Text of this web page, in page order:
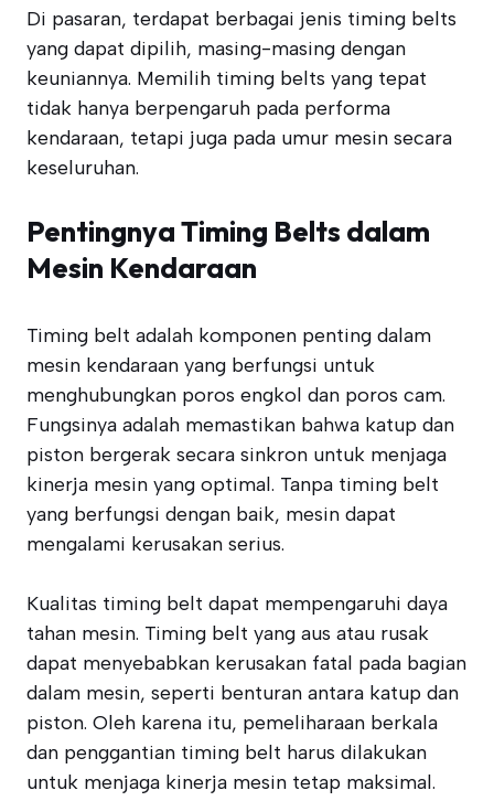
Di pasaran, terdapat berbagai jenis timing belts
yang dapat dipilih, masing-masing dengan
keuniannya. Memilih timing belts yang tepat
tidak hanya berpengaruh pada performa
kendaraan, tetapi juga pada umur mesin secara
keseluruhan.
Pentingnya Timing Belts dalam
Mesin Kendaraan
Timing belt adalah komponen penting dalam
mesin kendaraan yang berfungsi untuk
menghubungkan poros engkol dan poros cam.
Fungsinya adalah memastikan bahwa katup dan
piston bergerak secara sinkron untuk menjaga
kinerja mesin yang optimal. Tanpa timing belt
yang berfungsi dengan baik, mesin dapat
mengalami kerusakan serius.
Kualitas timing belt dapat mempengaruhi daya
tahan mesin. Timing belt yang aus atau rusak
dapat menyebabkan kerusakan fatal pada bagian
dalam mesin, seperti benturan antara katup dan
piston. Oleh karena itu, pemeliharaan berkala
dan penggantian timing belt harus dilakukan
untuk menjaga kinerja mesin tetap maksimal.